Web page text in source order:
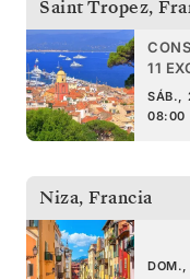
Saint Tropez,
11
SÁB.,
08:00
Niza, Francia
DOM.,